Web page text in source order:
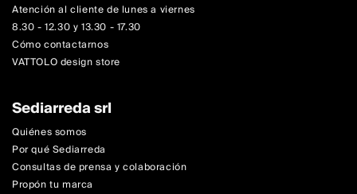
Atención al cliente de lunes a viernes
8.30 - 12.30 y 13.30 - 17.30
Cómo contactarnos
VATTOLO design store
Sediarreda srl
Quiénes somos
Por qué Sediarreda
Consultas de prensa y colaboración
Propón tu marca